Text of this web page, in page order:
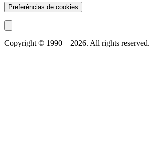
Preferências de cookies
Copyright © 1990 – 2026. All rights reserved.